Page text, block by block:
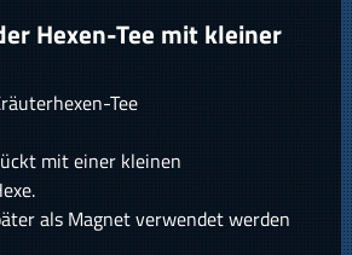
Hexen-Tee mit kleiner
Tee
mit einer kleinen
als Magnet verwendet werden